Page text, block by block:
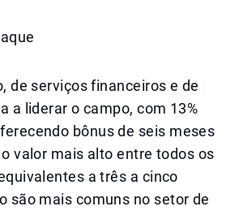
de serviços financeiros e de
a liderar o campo, com 13%
bônus de seis meses
valor mais alto entre todos os
a três a cinco
são mais comuns no setor de